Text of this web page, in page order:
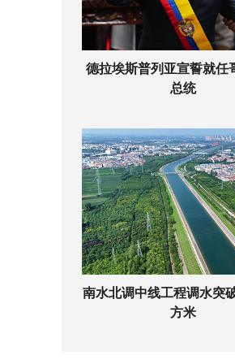
德拉埃斯普列亚宣誓就任
总统
南水北调中线工程调水突
方米